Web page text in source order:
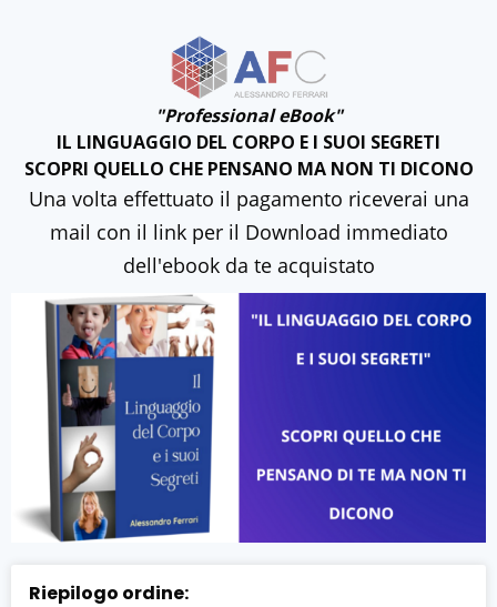
"Professional eBook"
IL LINGUAGGIO DEL CORPO E I SUOI SEGRETI
SCOPRI QUELLO CHE PENSANO MA NON TI DICONO
Una volta effettuato il pagamento riceverai una
mail con il link per il Download immediato
dell'ebook da te acquistato
Riepilogo ordine: